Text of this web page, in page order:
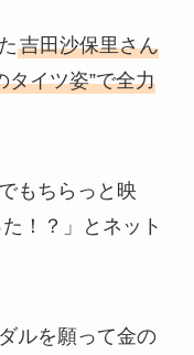
吉田沙保里さん
タイツ姿”で全力
もちらっと映
！？」とネット
ルを願って金の